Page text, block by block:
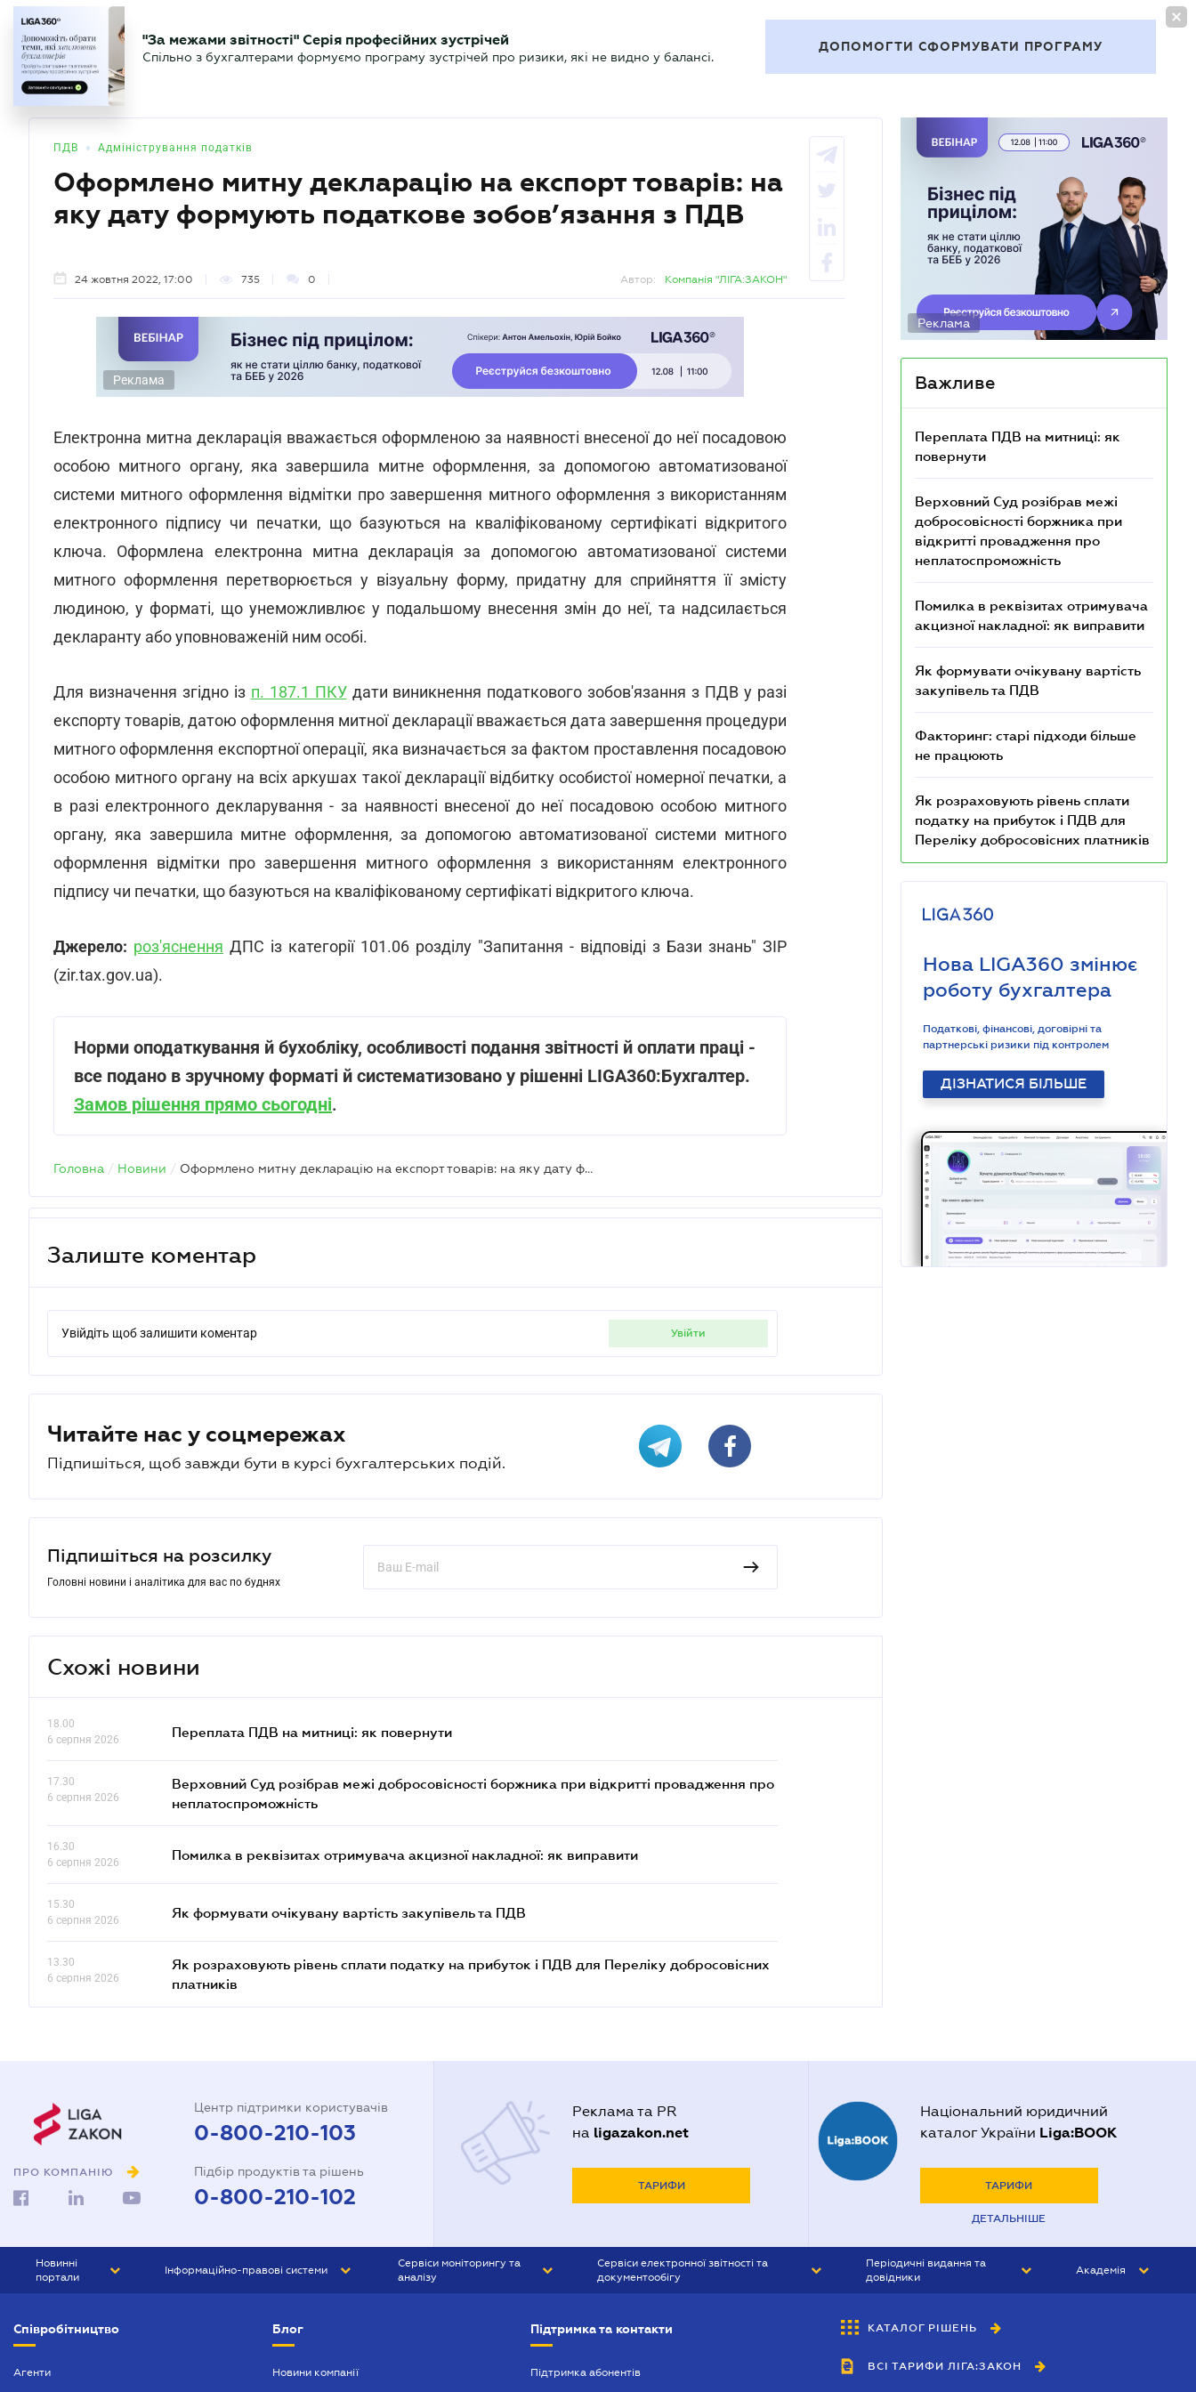
UA УВІЙТИ
БУХГАЛТЕР Новини Аналітика Календар Актуально
"За межами звітності" Серія професійних зустрічей
Спільно з бухгалтерами формуємо програму зустрічей про ризики, які не видно у балансі.
ДОПОМОГТИ СФОРМУВАТИ ПРОГРАМУ
ПДВ • Адміністрування податків
Оформлено митну декларацію на експорт товарів: на
яку дату формують податкове зобов’язання з ПДВ
24 жовтня 2022, 17:00 735 0 Автор: Компанія "ЛІГА:ЗАКОН"
Реклама
Електронна митна декларація вважається оформленою за наявності внесеної до неї посадовою
особою митного органу, яка завершила митне оформлення, за допомогою автоматизованої
системи митного оформлення відмітки про завершення митного оформлення з використанням
електронного підпису чи печатки, що базуються на кваліфікованому сертифікаті відкритого
ключа. Оформлена електронна митна декларація за допомогою автоматизованої системи
митного оформлення перетворюється у візуальну форму, придатну для сприйняття її змісту
людиною, у форматі, що унеможливлює у подальшому внесення змін до неї, та надсилається
декларанту або уповноваженій ним особі.
Для визначення згідно із п. 187.1 ПКУдати виникнення податкового зобов'язання з ПДВ у разі
експорту товарів, датою оформлення митної декларації вважається дата завершення процедури
митного оформлення експортної операції, яка визначається за фактом проставлення посадовою
особою митного органу на всіх аркушах такої декларації відбитку особистої номерної печатки, а
в разі електронного декларування - за наявності внесеної до неї посадовою особою митного
органу, яка завершила митне оформлення, за допомогою автоматизованої системи митного
оформлення відмітки про завершення митного оформлення з використанням електронного
підпису чи печатки, що базуються на кваліфікованому сертифікаті відкритого ключа.
Джерело: роз'яснення ДПС із категорії 101.06 розділу "Запитання - відповіді з Бази знань" ЗІР
(zir.tax.gov.ua).
Норми оподаткування й бухобліку, особливості подання звітності й оплати праці -
все подано в зручному форматі й систематизовано у рішенні LIGA360:Бухгалтер.
Замов рішення прямо сьогодні.
Головна / Новини / Оформлено митну декларацію на експорт товарів: на яку дату формують податкове зобов’язання з ПДВ
Залиште коментар
Увійдіть щоб залишити коментар увійти
Читайте нас у соцмережах
Підпишіться, щоб завжди бути в курсі бухгалтерських подій.
Підпишіться на розсилку
Головні новини і аналітика для вас по буднях
Схожі новини
18.00
6 серпня 2026
Переплата ПДВ на митниці: як повернути
17.30
6 серпня 2026
Верховний Суд розібрав межі добросовісності боржника при відкритті провадження про
неплатоспроможність
16.30
6 серпня 2026
Помилка в реквізитах отримувача акцизної накладної: як виправити
15.30
6 серпня 2026
Як формувати очікувану вартість закупівель та ПДВ
13.30
6 серпня 2026
Як розраховують рівень сплати податку на прибуток і ПДВ для Переліку добросовісних
платників
Реклама
Важливе
Переплата ПДВ на митниці: як
повернути
Верховний Суд розібрав межі
добросовісності боржника при
відкритті провадження про
неплатоспроможність
Помилка в реквізитах отримувача
акцизної накладної: як виправити
Як формувати очікувану вартість
закупівель та ПДВ
Факторинг: старі підходи більше
не працюють
Як розраховують рівень сплати
податку на прибуток і ПДВ для
Переліку добросовісних платників
Нова LIGA360 змінює
роботу бухгалтера
Податкові, фінансові, договірні та
партнерські ризики під контролем
ДІЗНАТИСЯ БІЛЬШЕ
ПРО КОМПАНІЮ
Центр підтримки користувачів
0-800-210-103
Підбір продуктів та рішень
0-800-210-102
Реклама та PR
на ligazakon.net
ТАРИФИ
Національний юридичний
каталог України Liga:BOOK
ТАРИФИ
ДЕТАЛЬНІШЕ
Новинні
портали
БІЗНЕС
Інформаційно-правові системи
Сервіси моніторингу та
аналізу
Сервіси електронної звітності та
документообігу
Періодичні видання та
довідники
БУХГАЛТЕР&ЗАКОН
ВІСНИК МСФЗ
Академія
Співробітництво
Агенти
Блог
Новини компанії
Підтримка та контакти
Підтримка абонентів
КАТАЛОГ РІШЕНЬ
ВСІ ТАРИФИ ЛІГА:ЗАКОН